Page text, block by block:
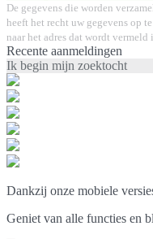
De gegevens die worden
heeft het recht uw gegevens op
naar het adres dat wordt
Recente aanmeldingen
Ik begin mijn zoektocht
Dankzij onze mobiele
Geniet van alle functies en